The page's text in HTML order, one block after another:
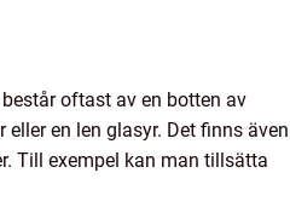
oftast av en botten av
en len glasyr. Det finns även
Till exempel kan man tillsätta